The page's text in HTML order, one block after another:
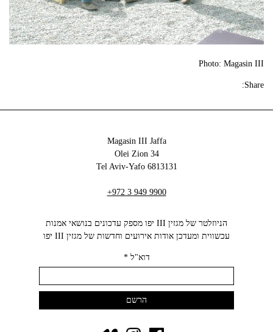
Photo: Magasin III
Share:
Magasin III Jaffa
34 Olei Zion
6813131 Tel Aviv-Yafo
+972 3 949 9900
הניוזלטר של מגזין III יפו מספק עדכונים בנושאי אמנות
עכשווית ומעדכן אודות אירועים וחדשות של מגזין III יפו‬
דוא"ל*